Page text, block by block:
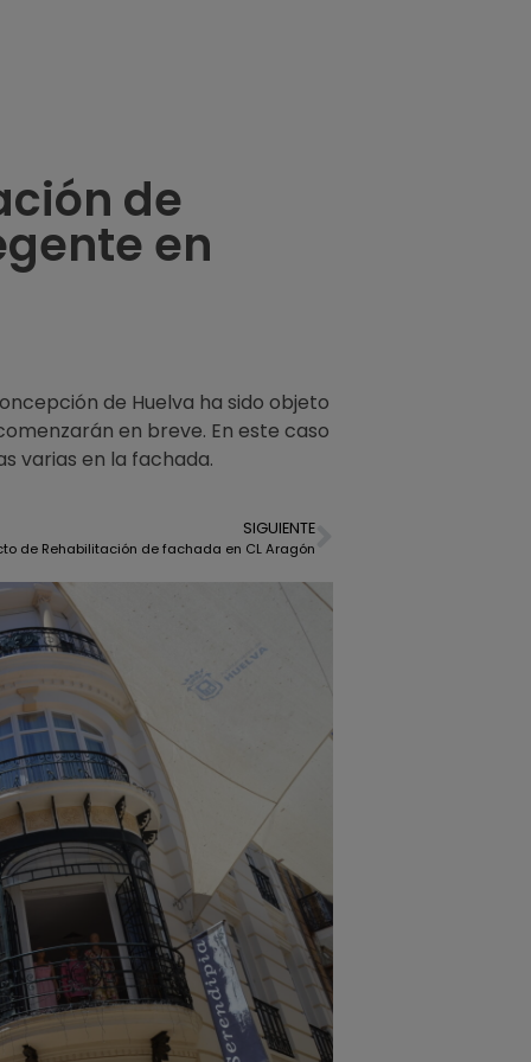
de
en
de Huelva ha sido objeto
en breve. En este caso
varias en la fachada.
SIGUIENTE
de Rehabilitación de fachada en CL Aragón